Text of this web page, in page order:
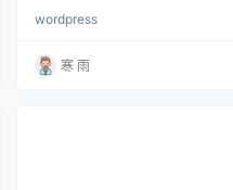
简易的操作，成为个人博客、企
用WordPress，快速搭建一个功能
是一个至关重要的问题。 下面将
wordpress
寒 雨